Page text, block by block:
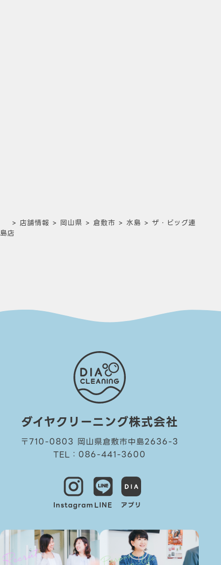
> 店舗情報 > 岡山県 > 倉敷市 > 水島 > ザ・ビッグ連
島店
ダイヤクリーニング株式会社
〒710-0803 岡山県倉敷市中島2636-3
TEL：086-441-3600
InstagramLINE アプリ